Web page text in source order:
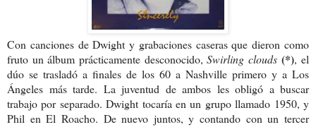
Con canciones de Dwight y grabaciones caseras que dieron como
fruto un álbum prácticamente desconocido,Swirling clouds(*), el
dúo se trasladó a finales de los 60 a Nashville primero y a Los
Ángeles más tarde. La juventud de ambos les obligó a buscar
trabajo por separado. Dwight tocaría en un grupo llamado 1950, y
Phil en El Roacho. De nuevo juntos, y contando con un tercer